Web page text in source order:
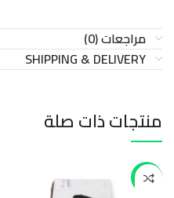
مراجعات (0)
SHIPPING & DELIVERY
منتجات ذات صلة
-26%